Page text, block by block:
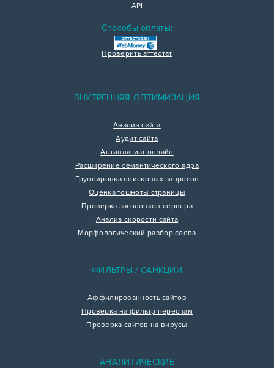
API
Способы оплаты:
Проверить аттестат
ВНУТРЕННЯЯ ОПТИМИЗАЦИЯ
Анализ сайта
Аудит сайта
Антиплагиат онлайн
Расширение семантического ядра
Группировка поисковых запросов
Оценка тошноты страницы
Проверка заголовков сервера
Анализ скорости сайта
Морфологический разбор слова
ФИЛЬТРЫ / САНКЦИИ
Аффилированность сайтов
Проверка на фильтр переспам
Проверка сайтов на вирусы
АНАЛИТИЧЕСКИЕ